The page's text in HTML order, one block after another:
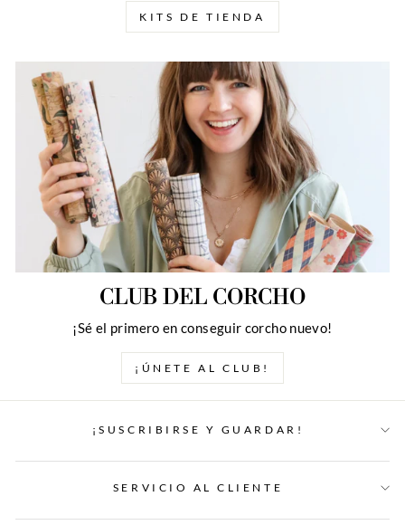
KITS DE TIENDA
CLUB DEL CORCHO
¡Sé el primero en conseguir corcho nuevo!
¡ÚNETE AL CLUB!
¡SUSCRIBIRSE Y GUARDAR!
SERVICIO AL CLIENTE